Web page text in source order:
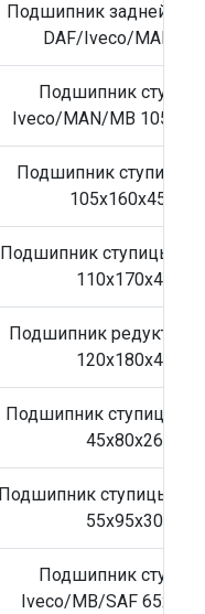
Подшипник задней
DAF/Iveco/MAN/
Подшипник
Iveco/MAN/MB
Подшипник ступицы
105x160x45.5
Подшипник ступицы
110x170x47
Подшипник редуктора
120x180x48
Подшипник ступицы
45x80x26
Подшипник ступицы
55x95x30
Подшипник
Iveco/MB/SAF